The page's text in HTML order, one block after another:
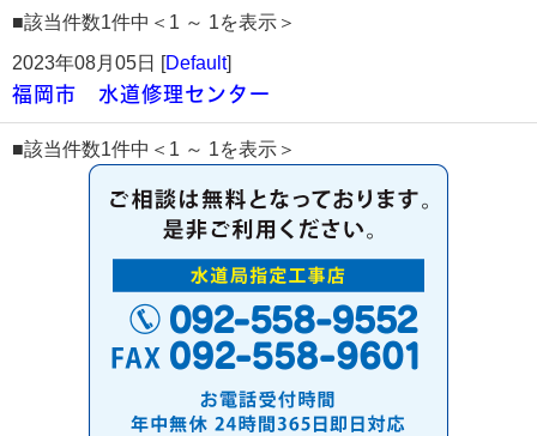
■該当件数1件中＜1 ～ 1を表示＞
2023年08月05日 [Default]
福岡市 水道修理センター
■該当件数1件中＜1 ～ 1を表示＞